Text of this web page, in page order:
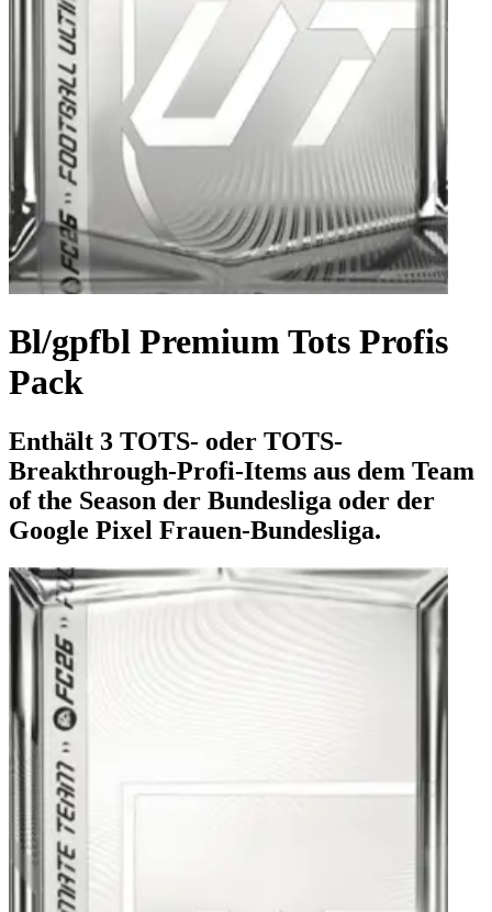
Bl/gpfbl Premium Tots Profis
Pack
Enthält 3 TOTS- oder TOTS-
Breakthrough-Profi-Items aus dem Team
of the Season der Bundesliga oder der
Google Pixel Frauen-Bundesliga.